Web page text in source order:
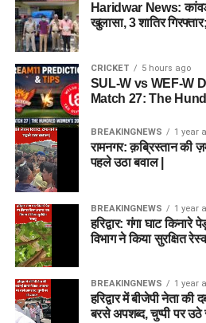
Haridwar News: कांवड़
खुलासा, 3 शातिर
CRICKET 5 hours ago
SUL-W vs WEF-W
Match 27: The
BREAKINGNEWS 1 year
रामनगर: क़ब्रिस्तान की
पहले उठा बवाल |
BREAKINGNEWS 1 year
हरिद्वार: गंगा घाट
विभाग ने किया सुरक्षित
BREAKINGNEWS 1 year
हरिद्वार में बीजेपी नेता
बरसे अपशब्द, चुप्पी पर उठे